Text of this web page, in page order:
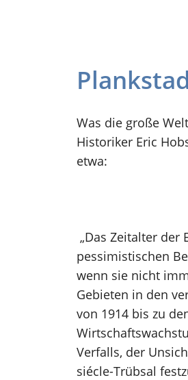
Was die große
Historiker Eric
etwa:
„Das Zeitalter der
pessimistischen
wenn sie nicht
Gebieten in den
von 1914 bis zu
Verfalls, der
siécle-Trübsal